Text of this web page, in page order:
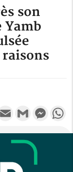
son
TwitterEmail Gmail